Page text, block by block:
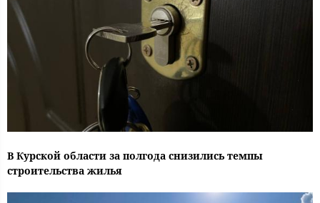
В Курской области за полгода снизились темпы
строительства жилья